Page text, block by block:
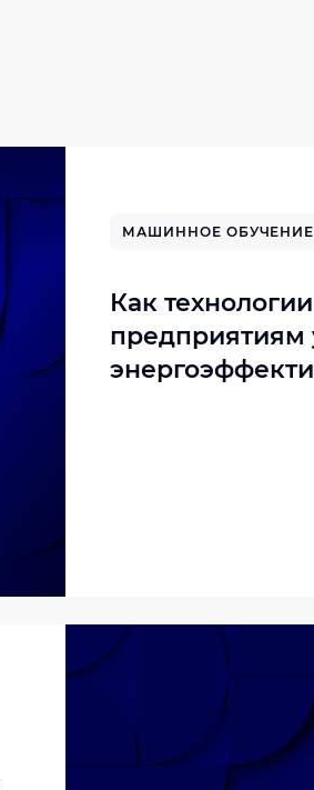
МАШИННОЕ
Как
предприятиям